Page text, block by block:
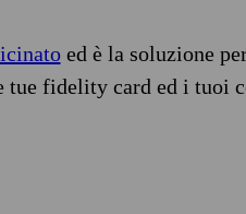
ed è la soluzione
fidelity card ed i tuoi